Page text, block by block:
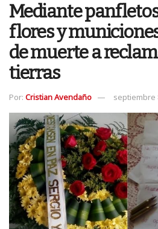
Mediante
flores y
de muerte a
tierras
Por: Cristian Avendaño septiembre